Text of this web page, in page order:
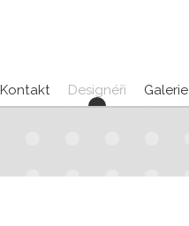
Kontakt Designéři Galerie